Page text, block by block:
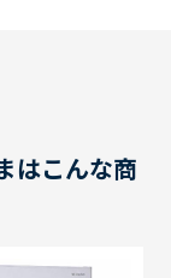
はこんな商